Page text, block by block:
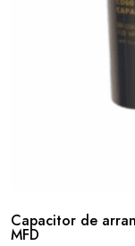
Capacitor de
MFD